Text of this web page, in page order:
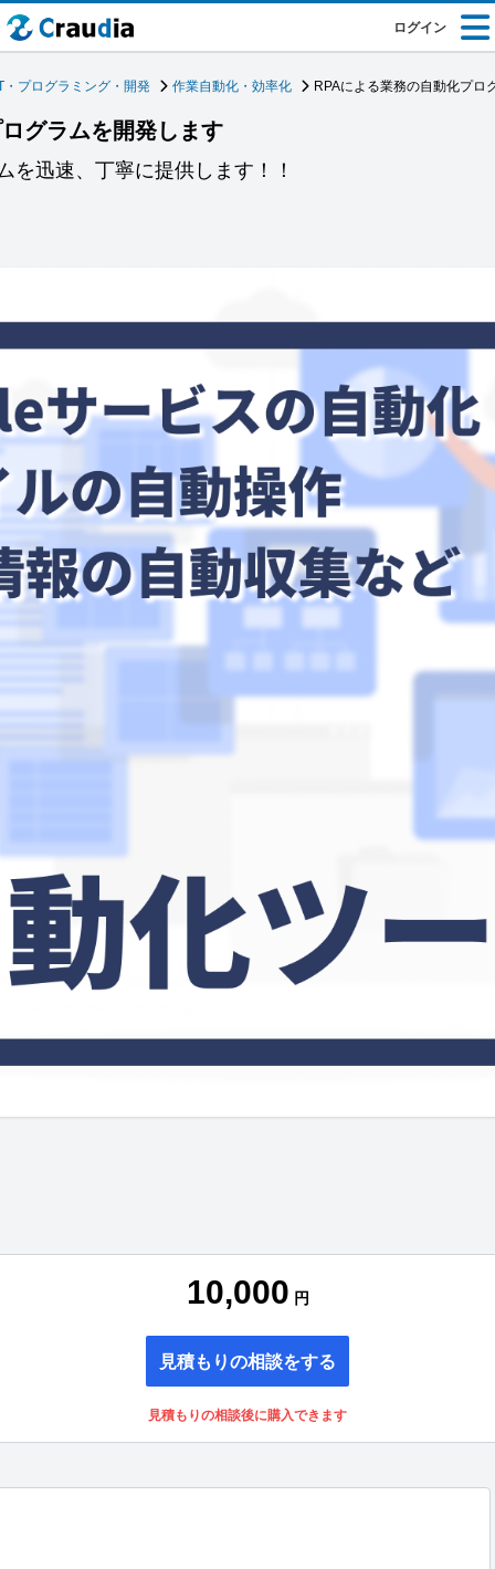
ログイン
・プログラミング・開発 作業自動化・効率化 RPAによる業務の自動化プロ
グラムを開発します
を迅速、丁寧に提供します！！
10,000 円
見積もりの相談をする
見積もりの相談後に購入できます